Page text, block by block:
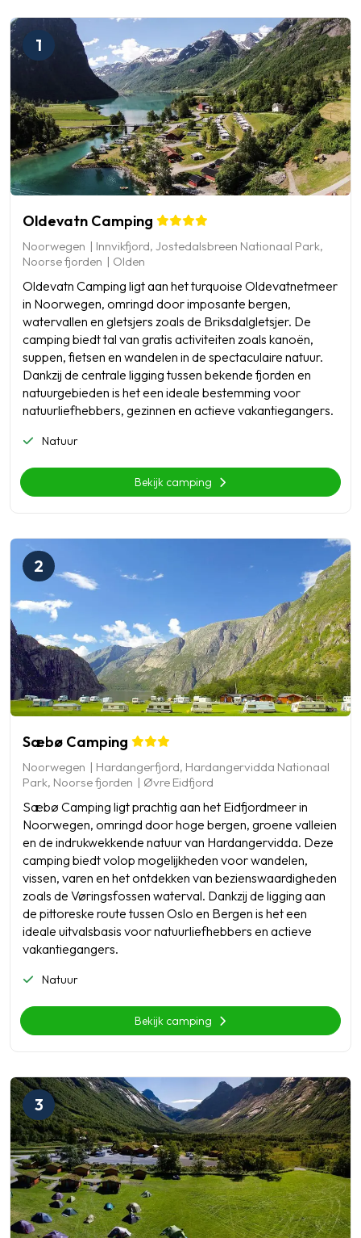
1
Oldevatn Camping
Noorwegen
Innvikfjord, Jostedalsbreen Nationaal Park,
Noorse fjorden
Olden
Oldevatn Camping ligt aan het turquoise Oldevatnetmeer
in Noorwegen, omringd door imposante bergen,
watervallen en gletsjers zoals de Briksdalgletsjer. De
camping biedt tal van gratis activiteiten zoals kanoën,
suppen, fietsen en wandelen in de spectaculaire natuur.
Dankzij de centrale ligging tussen bekende fjorden en
natuurgebieden is het een ideale bestemming voor
natuurliefhebbers, gezinnen en actieve vakantiegangers.
Natuur
Bekijk camping
2
Sæbø Camping
Noorwegen
Hardangerfjord, Hardangervidda Nationaal
Park, Noorse fjorden
Øvre Eidfjord
Sæbø Camping ligt prachtig aan het Eidfjordmeer in
Noorwegen, omringd door hoge bergen, groene valleien
en de indrukwekkende natuur van Hardangervidda. Deze
camping biedt volop mogelijkheden voor wandelen,
vissen, varen en het ontdekken van bezienswaardigheden
zoals de Vøringsfossen waterval. Dankzij de ligging aan
de pittoreske route tussen Oslo en Bergen is het een
ideale uitvalsbasis voor natuurliefhebbers en actieve
vakantiegangers.
Natuur
Bekijk camping
3